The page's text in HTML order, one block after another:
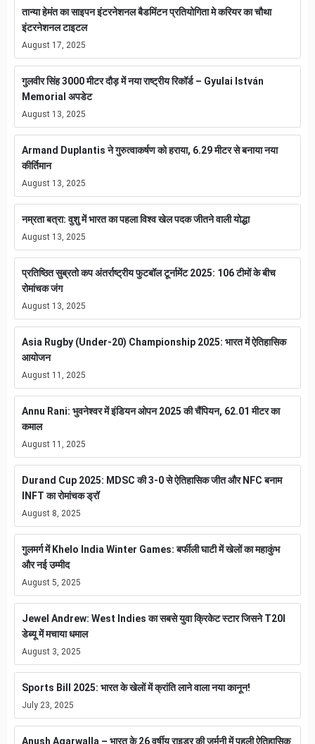
तान्या हेमंत का साइपन इंटरनेशनल बैडमिंटन प्रतियोगिता मे करियर का चौथा
इंटरनेशनल टाइटल
August 17, 2025
गुलवीर सिंह 3000 मीटर दौड़ में नया राष्ट्रीय रिकॉर्ड – Gyulai István
Memorial अपडेट
August 13, 2025
Armand Duplantis ने गुरुत्वाकर्षण को हराया, 6.29 मीटर से बनाया नया
कीर्तिमान
August 13, 2025
नम्रता बत्रा: वुशु में भारत का पहला विश्व खेल पदक जीतने वाली योद्धा
August 13, 2025
प्रतिष्ठित सुब्रतो कप अंतर्राष्ट्रीय फुटबॉल टूर्नामेंट 2025: 106 टीमों के बीच
रोमांचक जंग
August 13, 2025
Asia Rugby (Under-20) Championship 2025: भारत में ऐतिहासिक
आयोजन
August 11, 2025
Annu Rani: भुवनेश्वर में इंडियन ओपन 2025 की चैंपियन, 62.01 मीटर का
कमाल
August 11, 2025
Durand Cup 2025: MDSC की 3-0 से ऐतिहासिक जीत और NFC बनाम
INFT का रोमांचक ड्रॉ
August 8, 2025
गुलमर्ग में Khelo India Winter Games: बर्फीली घाटी में खेलों का महाकुंभ
और नई उम्मीद
August 5, 2025
Jewel Andrew: West Indies का सबसे युवा क्रिकेट स्टार जिसने T20I
डेब्यू में मचाया धमाल
August 3, 2025
Sports Bill 2025: भारत के खेलों में क्रांति लाने वाला नया कानून!
July 23, 2025
Anush Agarwalla – भारत के 26 वर्षीय राइडर की जर्मनी में पहली ऐतिहासिक